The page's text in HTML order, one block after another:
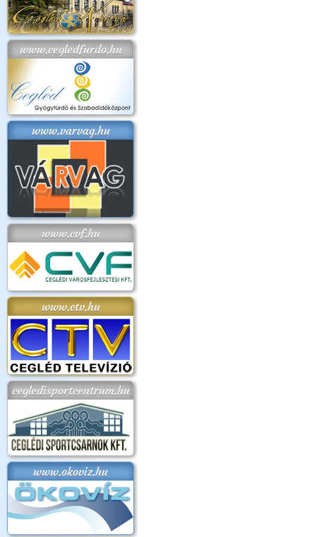
www.cegledfurdo.hu
www.varvag.hu
www.cvf.hu
www.ctv.hu
cegledisportcentrum.hu
www.okoviz.hu